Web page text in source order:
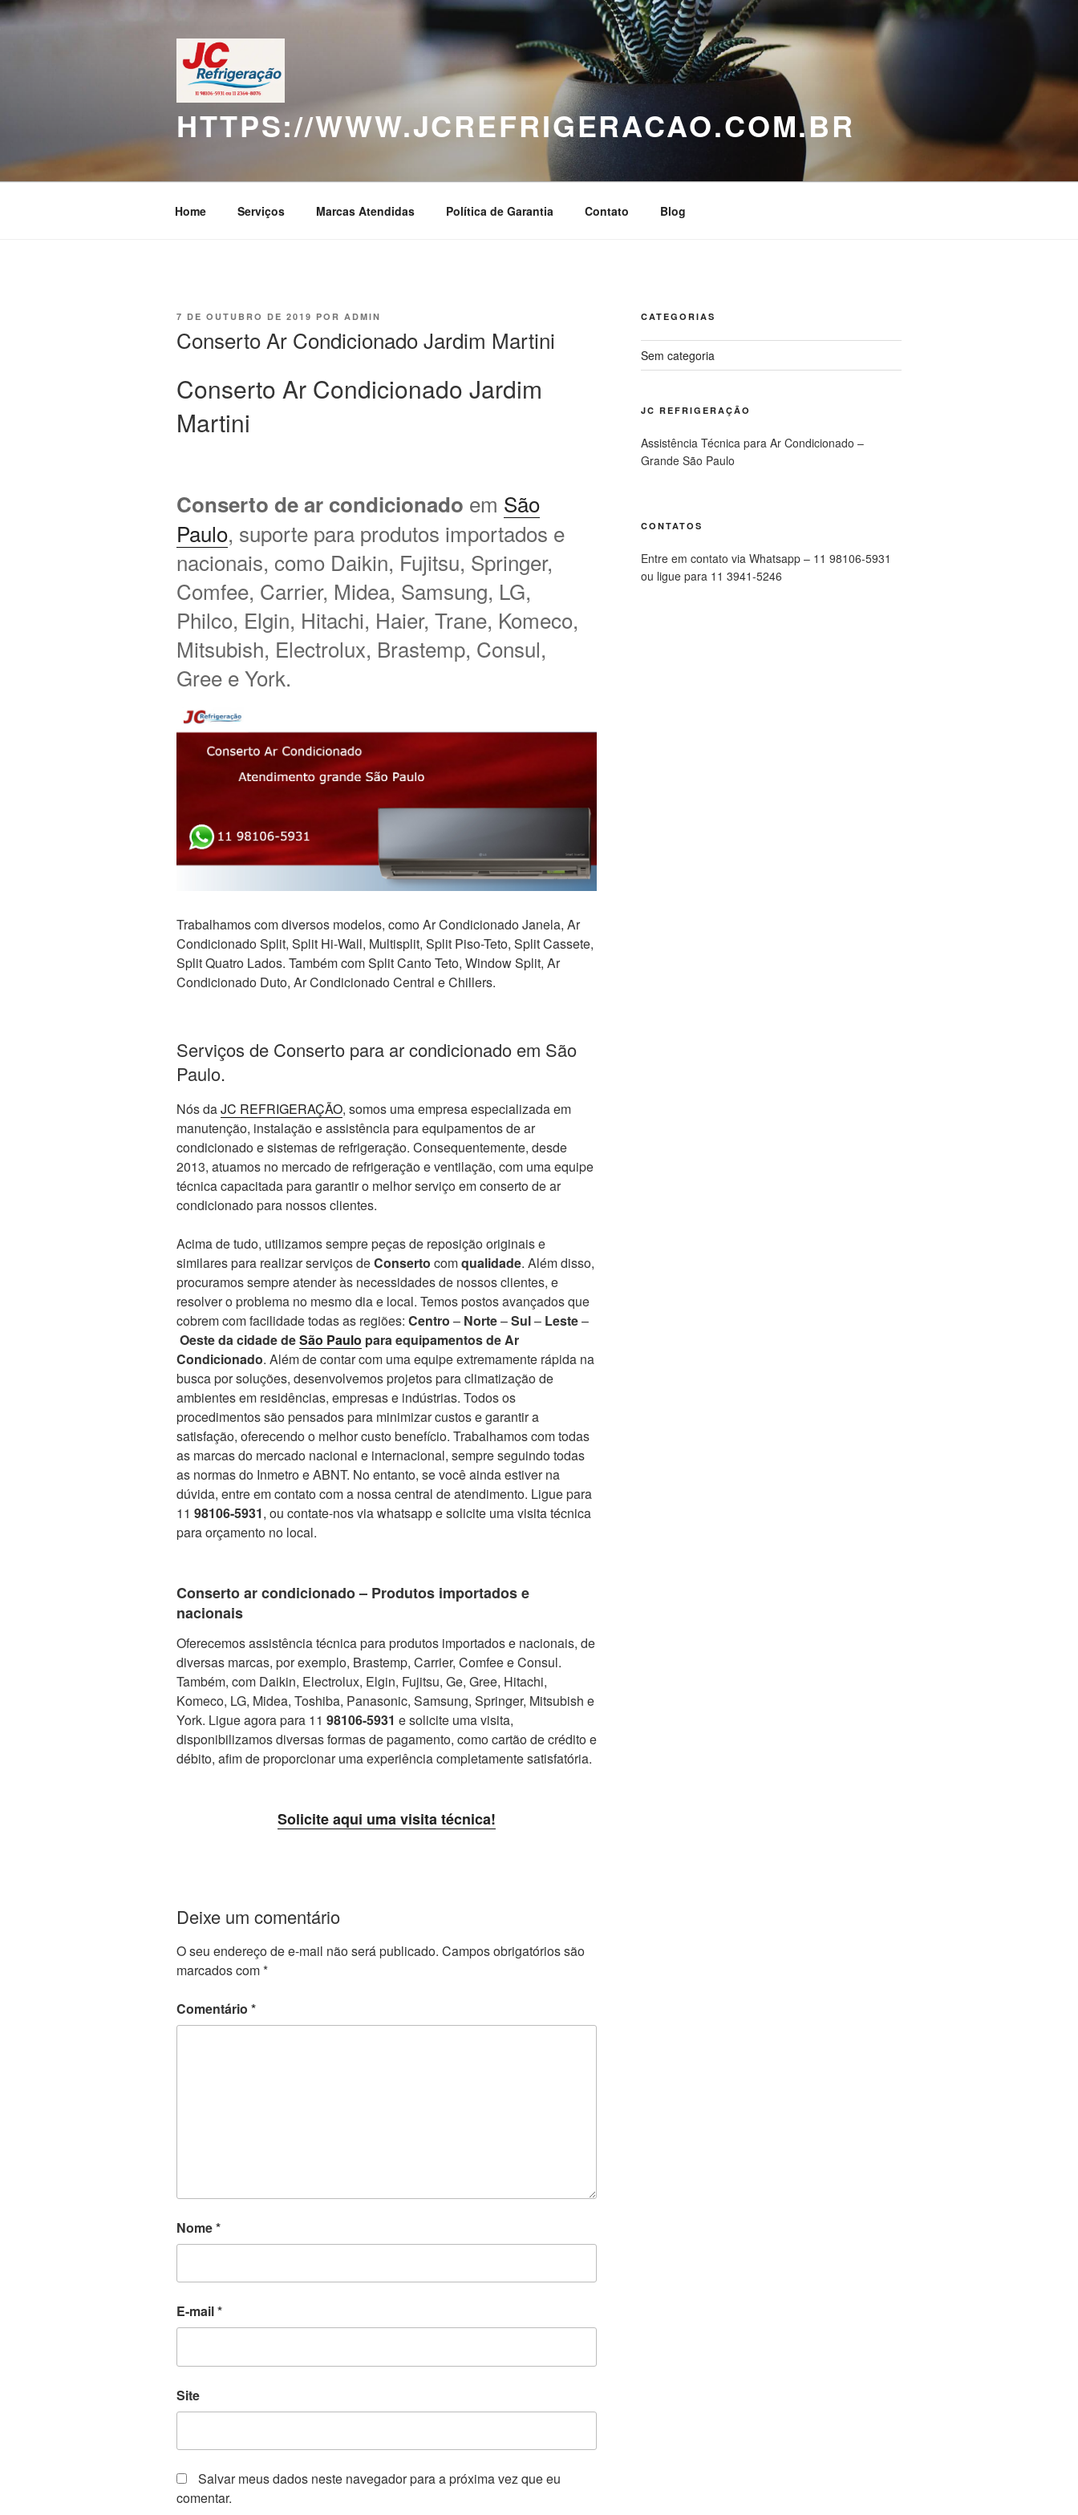
Pular
para
HTTPS://WWW.JCREFRIGERACAO.COM.BR
Home Serviços Marcas Atendidas Política de Garantia Contato Blog
PUBLICADO
7 DE OUTUBRO DE 2019 POR ADMIN
Conserto Ar Condicionado Jardim Martini
Conserto Ar Condicionado Jardim
Martini
Conserto de ar condicionado em São
Paulo, suporte para produtos importados e
nacionais, como Daikin, Fujitsu, Springer,
Comfee, Carrier, Midea, Samsung, LG,
Philco, Elgin, Hitachi, Haier, Trane, Komeco,
Mitsubish, Electrolux, Brastemp, Consul,
Gree e York.
Trabalhamos com diversos modelos, como Ar Condicionado Janela, Ar
Condicionado Split, Split Hi-Wall, Multisplit, Split Piso-Teto, Split Cassete,
Split Quatro Lados. Também com Split Canto Teto, Window Split, Ar
Condicionado Duto, Ar Condicionado Central e Chillers.
Serviços de Conserto para ar condicionado em São
Paulo.
Nós daJC REFRIGERAÇÃO, somos uma empresa especializada em
manutenção, instalação e assistência para equipamentos de ar
condicionado e sistemas de refrigeração. Consequentemente, desde
2013, atuamos no mercado de refrigeração e ventilação, com uma equipe
técnica capacitada para garantir o melhor serviço em conserto de ar
condicionado para nossos clientes.
Acima de tudo, utilizamos sempre peças de reposição originais e
similares para realizar serviços deConserto comqualidade. Além disso,
procuramos sempre atender às necessidades de nossos clientes, e
resolver o problema no mesmo dia e local. Temos postos avançados que
cobrem com facilidade todas as regiões: Centro – Norte–Sul– Leste–
Oeste da cidade deSão Paulo para equipamentos de Ar
Condicionado. Além de contar com uma equipe extremamente rápida na
busca por soluções, desenvolvemos projetos para climatização de
ambientes em residências, empresas e indústrias. Todos os
procedimentos são pensados para minimizar custos e garantir a
satisfação, oferecendo o melhor custo benefício. Trabalhamos com todas
as marcas do mercado nacional e internacional, sempre seguindo todas
as normas do Inmetro e ABNT. No entanto, se você ainda estiver na
dúvida, entre em contato com a nossa central de atendimento. Ligue para
11 98106-5931, ou contate-nos via whatsapp e solicite uma visita técnica
para orçamento no local.
Conserto ar condicionado – Produtos importados e
nacionais
Oferecemos assistência técnica para produtos importados e nacionais, de
diversas marcas, por exemplo, Brastemp, Carrier, Comfee e Consul.
Também, com Daikin, Electrolux, Elgin, Fujitsu, Ge, Gree, Hitachi,
Komeco, LG, Midea, Toshiba, Panasonic, Samsung, Springer, Mitsubish e
York. Ligue agora para 11 98106-5931 e solicite uma visita,
disponibilizamos diversas formas de pagamento, como cartão de crédito e
débito, afim de proporcionar uma experiência completamente satisfatória.
Solicite aqui uma visita técnica!
Deixe um comentário
O seu endereço de e-mail não será publicado. Campos obrigatórios são
marcados com*
Comentário *
Nome*
E-mail*
Site
Salvar meus dados neste navegador para a próxima vez que eu
comentar.
CATEGORIAS
Sem categoria
JC REFRIGERAÇÃO
Assistência Técnica para Ar Condicionado –
Grande São Paulo
CONTATOS
Entre em contato via Whatsapp – 11 98106-5931
ou ligue para 11 3941-5246